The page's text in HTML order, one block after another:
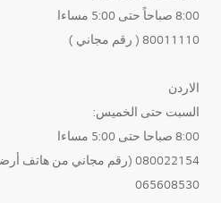
8:00 صباحاً حتى 5:00 مساءا
80011110 ( رقم مجاني )
الاردن
السبت حتى الخميس:
8:00 صباحا حتى 5:00 مساءا
080022154 (رقم مجاني من هاتف أرضي فقط)
065608530